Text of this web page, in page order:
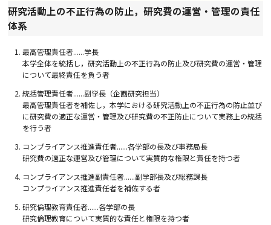
研究活動上の不正行為の防止，研究費の運営・管理の責任
体系
最高管理責任者......学長
本学全体を統括し，研究活動上の不正行為の防止及び研究費の運営・管理
について最終責任を負う者
統括管理責任者......副学長（企画研究担当）
最高管理責任者を補佐し，本学における研究活動上の不正行為の防止並び
に研究費の適正な運営・管理及び研究費の不正防止について実務上の統括
を行う者
コンプライアンス推進責任者......各学部の長及び事務局長
研究費の適正な運営及び管理について実質的な権限と責任を持つ者
コンプライアンス推進副責任者......副学部長及び総務課長
コンプライアンス推進責任者を補佐する者
研究倫理教育責任者......各学部の長
研究倫理教育について実質的な責任と権限を持つ者